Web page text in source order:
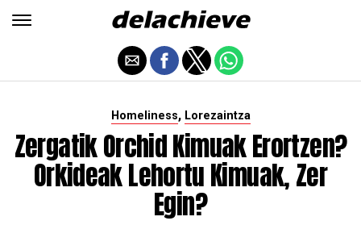
Homeliness, Lorezaintza
Zergatik Orchid Kimuak Erortzen?
Orkideak Lehortu Kimuak, Zer
Egin?